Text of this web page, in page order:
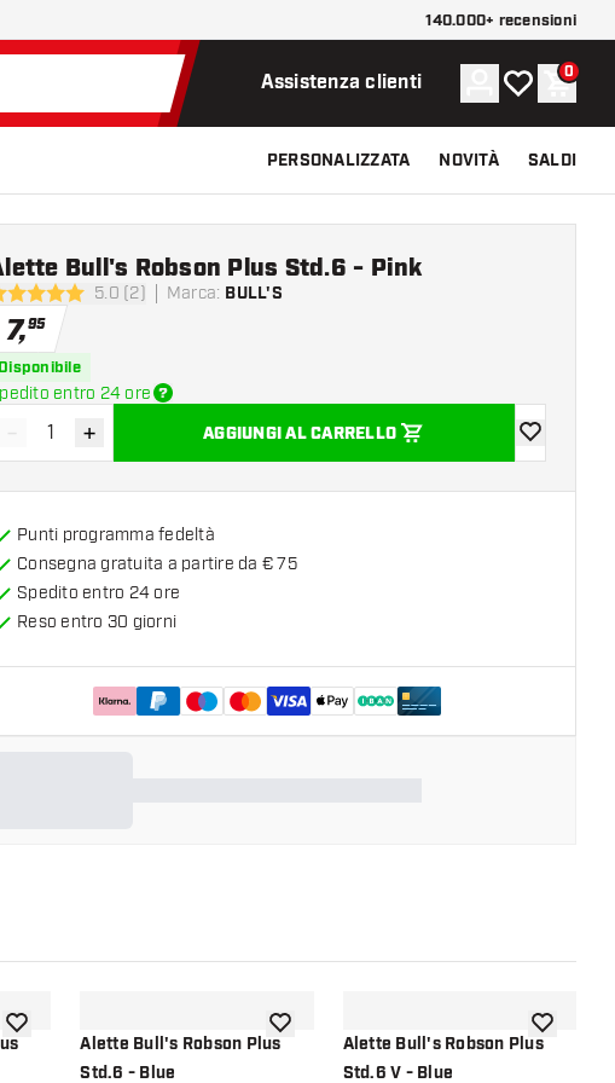
140.000+ recensioni
Assistenza clienti Account
La mia lista
0
PERSONALIZZATA NOVITÀ SALDI
stelle di valutazione
5.0 (2) Marca: BULL'S
Bull's Robson Plus Std.6 - Pink
7,95
Disponibile
entro 24 ore
Diminuisci quantità
- Aumenta quantità
+ AGGIUNGI AL CARRELLO
aggiungi
Punti programma fedeltà
Consegna gratuita a partire da € 75
Spedito entro 24 ore
Reso entro 30 giorni
aggiungi alla lista dei desideri
Alette Bull's Robson Plus
Std.6 - Blue
aggiungi alla lista dei desideri
Alette Bull's Robson Plus
Std.6 V - Blue
aggiungi